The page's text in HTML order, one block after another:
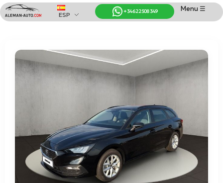
Coches de Alemania
Importación de Coches de Alemania
Menu ☰
+34 622 508 349
ESP